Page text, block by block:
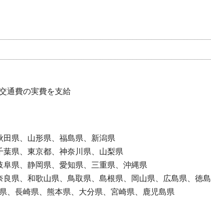
通費の実費を支給
県、山形県、福島県、新潟県
県、東京都、神奈川県、山梨県
県、静岡県、愛知県、三重県、沖縄県
県、和歌山県、鳥取県、島根県、岡山県、広島県、徳島
、長崎県、熊本県、大分県、宮崎県、鹿児島県